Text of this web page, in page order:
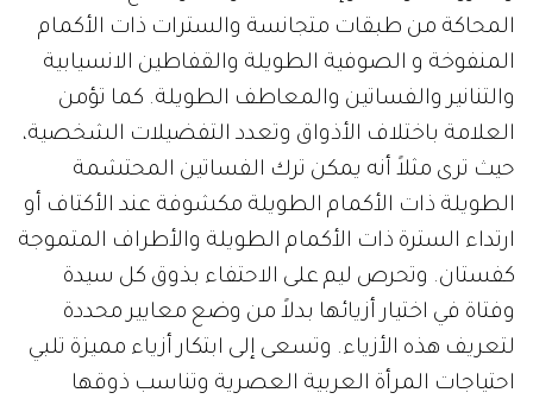
المحاكة من طبقات متجانسة والسترات ذات الأكمام
المنفوخة و الصوفية الطويلة والقفاطين الانسيابية
والتنانير والفساتين والمعاطف الطويلة. كما تؤمن
العلامة باختلاف الأذواق وتعدد التفضيلات الشخصية،
حيث ترى مثلاً أنه يمكن ترك الفساتين المحتشمة
الطويلة ذات الأكمام الطويلة مكشوفة عند الأكتاف أو
ارتداء السترة ذات الأكمام الطويلة والأطراف المتموجة
كفستان. وتحرص ليم على الاحتفاء بذوق كل سيدة
وفتاة في اختيار أزيائها بدلاً من وضع معايير محددة
لتعريف هذه الأزياء. وتسعى إلى ابتكار أزياء مميزة تلبي
احتياجات المرأة العربية العصرية وتناسب ذوقها